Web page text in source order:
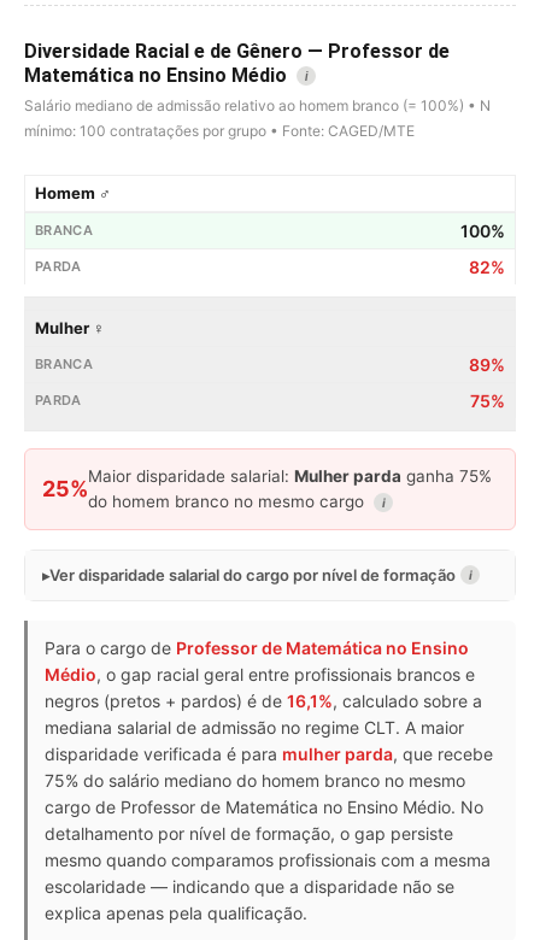
Diversidade Racial e de Gênero — Professor de
Matemática no Ensino Médio
i
Salário mediano de admissão relativo ao homem branco (= 100%) • N
mínimo: 100 contratações por grupo • Fonte: CAGED/MTE
Homem ♂
100%
82%
Mulher ♀
89%
75%
25%
Maior disparidade salarial: Mulher parda ganha 75%
do homem branco no mesmo cargo
i
Ver disparidade salarial do cargo por nível de formação i
Para o cargo de Professor de Matemática no Ensino
Médio, o gap racial geral entre profissionais brancos e
negros (pretos + pardos) é de 16,1%, calculado sobre a
mediana salarial de admissão no regime CLT. A maior
disparidade verificada é para mulher parda, que recebe
75% do salário mediano do homem branco no mesmo
cargo de Professor de Matemática no Ensino Médio. No
detalhamento por nível de formação, o gap persiste
mesmo quando comparamos profissionais com a mesma
escolaridade — indicando que a disparidade não se
explica apenas pela qualificação.